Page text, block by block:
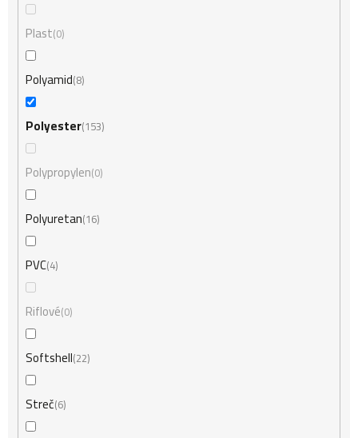
Plast 0
Polyamid 8
Polyester 153
Polypropylen 0
Polyuretan 16
PVC 4
Riflové 0
Softshell 22
Streč 6